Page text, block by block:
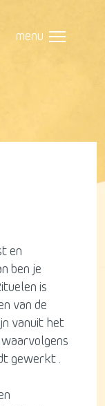
menu
en
ben je
is
van de
vanuit het
gewerkt .